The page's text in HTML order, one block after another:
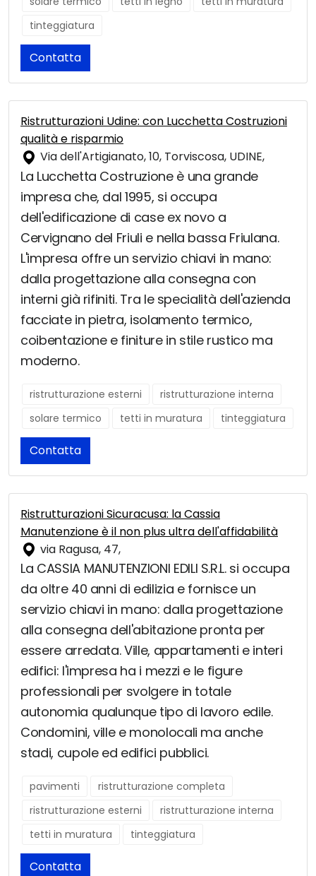
tinteggiatura
Contatta
Ristrutturazioni Udine: con Lucchetta Costruzioni
qualità e risparmio
Via dell'Artigianato, 10, Torviscosa, UDINE,
La Lucchetta Costruzione è una grande
impresa che, dal 1995, si occupa
dell'edificazione di case ex novo a
Cervignano del Friuli e nella bassa Friulana.
L'impresa offre un servizio chiavi in mano:
dalla progettazione alla consegna con
interni già rifiniti. Tra le specialità dell'azienda
facciate in pietra, isolamento termico,
coibentazione e finiture in stile rustico ma
moderno.
ristrutturazione esterni
ristrutturazione interna
solare termico
tetti in muratura tinteggiatura
Contatta
Ristrutturazioni Sicuracusa: la Cassia
Manutenzione è il non plus ultra dell'affidabilità
via Ragusa, 47,
La CASSIA MANUTENZIONI EDILI S.R.L. si occupa
da oltre 40 anni di edilizia e fornisce un
servizio chiavi in mano: dalla progettazione
alla consegna dell'abitazione pronta per
essere arredata. Ville, appartamenti e interi
edifici: l'impresa ha i mezzi e le figure
professionali per svolgere in totale
autonomia qualunque tipo di lavoro edile.
Condomini, ville e monolocali ma anche
stadi, cupole ed edifici pubblici.
pavimenti
ristrutturazione completa
ristrutturazione esterni
ristrutturazione interna
tetti in muratura
tinteggiatura
Contatta